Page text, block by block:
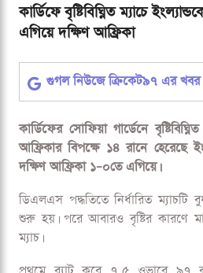
কার্ডিফে বৃষ্টিবিঘ্নিত ম্যাচে
কার্ডিফে বৃষ্টিবিঘ্নিত ম্যাচে
এগিয়ে দক্ষিণ আফ্রিকা